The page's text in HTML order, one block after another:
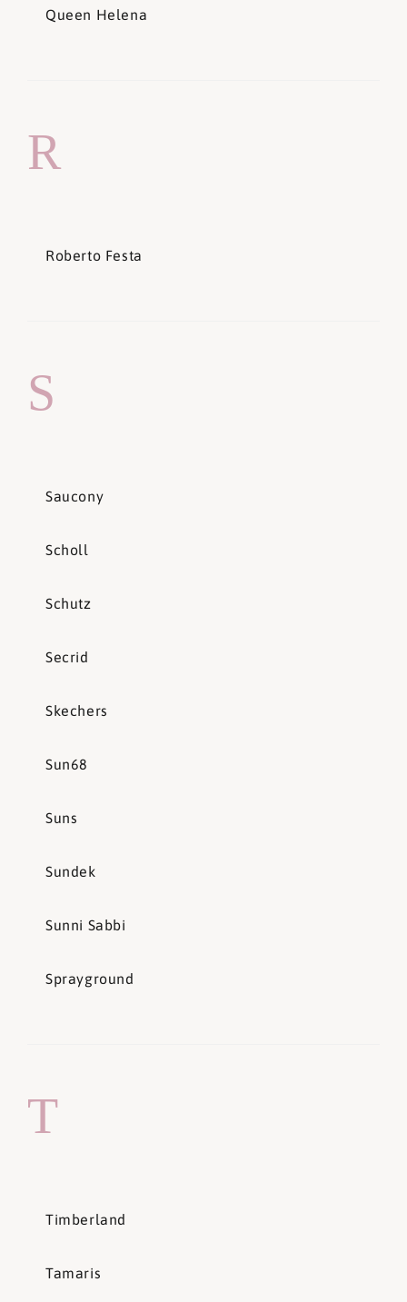
Queen Helena
R
Roberto Festa
S
Saucony
Scholl
Schutz
Secrid
Skechers
Sun68
Suns
Sundek
Sunni Sabbi
Sprayground
T
Timberland
Tamaris